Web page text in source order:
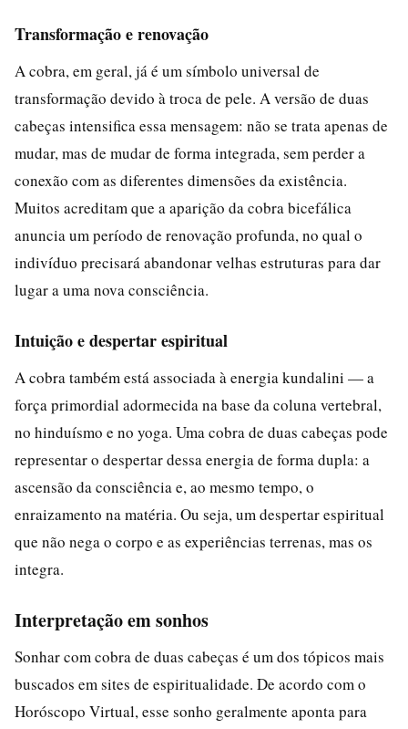
Transformação e renovação
A cobra, em geral, já é um símbolo universal de
transformação devido à troca de pele. A versão de duas
cabeças intensifica essa mensagem: não se trata apenas de
mudar, mas de mudar de forma integrada, sem perder a
conexão com as diferentes dimensões da existência.
Muitos acreditam que a aparição da cobra bicefálica
anuncia um período de renovação profunda, no qual o
indivíduo precisará abandonar velhas estruturas para dar
lugar a uma nova consciência.
Intuição e despertar espiritual
A cobra também está associada à energia kundalini — a
força primordial adormecida na base da coluna vertebral,
no hinduísmo e no yoga. Uma cobra de duas cabeças pode
representar o despertar dessa energia de forma dupla: a
ascensão da consciência e, ao mesmo tempo, o
enraizamento na matéria. Ou seja, um despertar espiritual
que não nega o corpo e as experiências terrenas, mas os
integra.
Interpretação em sonhos
Sonhar com cobra de duas cabeças é um dos tópicos mais
buscados em sites de espiritualidade. De acordo com o
Horóscopo Virtual, esse sonho geralmente aponta para